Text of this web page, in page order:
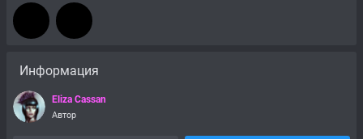
Информация
Eliza Cassan
Автор